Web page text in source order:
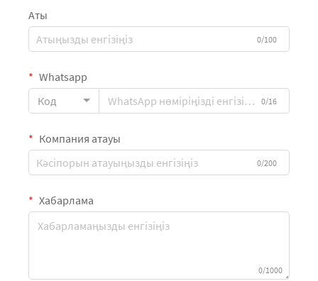
Аты
0/100
Whatsapp
Код
0/16
Компания атауы
0/200
Хабарлама
0/1000